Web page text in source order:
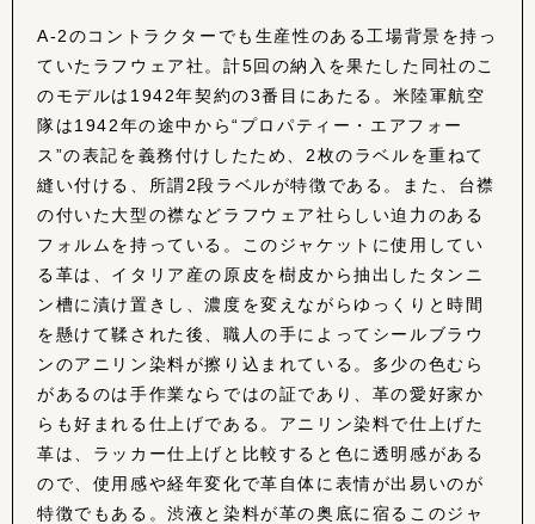
A-2のコントラクターでも生産性のある工場背景を持っ
ていたラフウェア社。計5回の納入を果たした同社のこ
のモデルは1942年契約の3番目にあたる。米陸軍航空
隊は1942年の途中から“プロパティー・エアフォー
ス”の表記を義務付けしたため、2枚のラベルを重ねて
縫い付ける、所謂2段ラベルが特徴である。また、台襟
の付いた大型の襟などラフウェア社らしい迫力のある
フォルムを持っている。このジャケットに使用してい
る革は、イタリア産の原皮を樹皮から抽出したタンニ
ン槽に漬け置きし、濃度を変えながらゆっくりと時間
を懸けて鞣された後、職人の手によってシールブラウ
ンのアニリン染料が擦り込まれている。多少の色むら
があるのは手作業ならではの証であり、革の愛好家か
らも好まれる仕上げである。アニリン染料で仕上げた
革は、ラッカー仕上げと比較すると色に透明感がある
ので、使用感や経年変化で革自体に表情が出易いのが
特徴でもある。渋液と染料が革の奥底に宿るこのジャ